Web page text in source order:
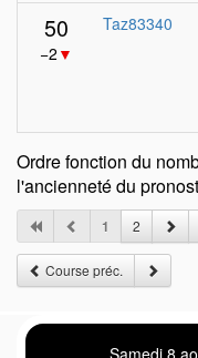
50
−2 ▼
Taz83340
Ordre fonction du
l'ancienneté du
1 2
Course préc.
Samedi 8